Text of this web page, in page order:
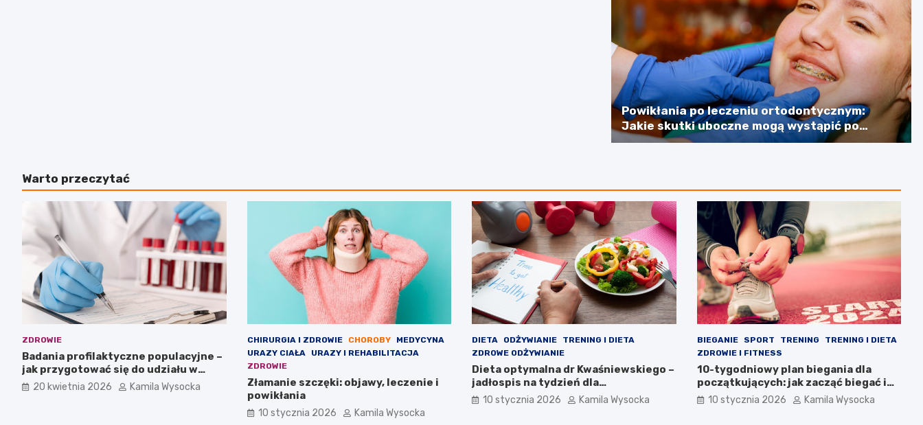
Powikłania po leczeniu ortodontycznym:
Jakie skutki uboczne mogą wystąpić po
noszeniu aparatu?
Warto przeczytać
ZDROWIE
Badania profilaktyczne populacyjne –
jak przygotować się do udziału w
programie?
20 kwietnia 2026 Kamila Wysocka
CHIRURGIA I ZDROWIE CHOROBY
MEDYCYNA
URAZY CIAŁA
URAZY I REHABILITACJA
ZDROWIE
Złamanie szczęki: objawy, leczenie i
powikłania
10 stycznia 2026 Kamila Wysocka
DIETA ODŻYWIANIE
TRENING I DIETA
ZDROWE ODŻYWIANIE
Dieta optymalna dr Kwaśniewskiego –
jadłospis na tydzień dla
początkujących
10 stycznia 2026 Kamila Wysocka
BIEGANIE SPORT TRENING
TRENING I DIETA
ZDROWIE I FITNESS
10-tygodniowy plan biegania dla
początkujących: jak zacząć biegać i
osiągnąć swoje cele
10 stycznia 2026 Kamila Wysocka